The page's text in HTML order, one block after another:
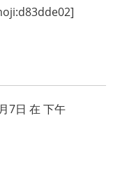
7日 在 下午